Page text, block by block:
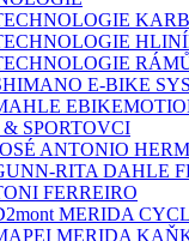
E-BIKE
SPORTOVCI
ANTONIO
RITA DAHLE
FERREIRO
MERIDA
MERIDA